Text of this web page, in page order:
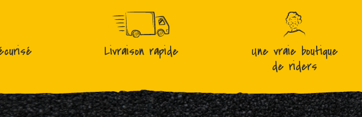
Livraison rapide
Une vraie boutique
de riders